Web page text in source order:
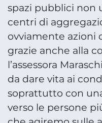
spazi pubblici non
centri di
ovviamente azioni
grazie anche alla
l’assessora
da dare vita ai
soprattutto con
verso le persone